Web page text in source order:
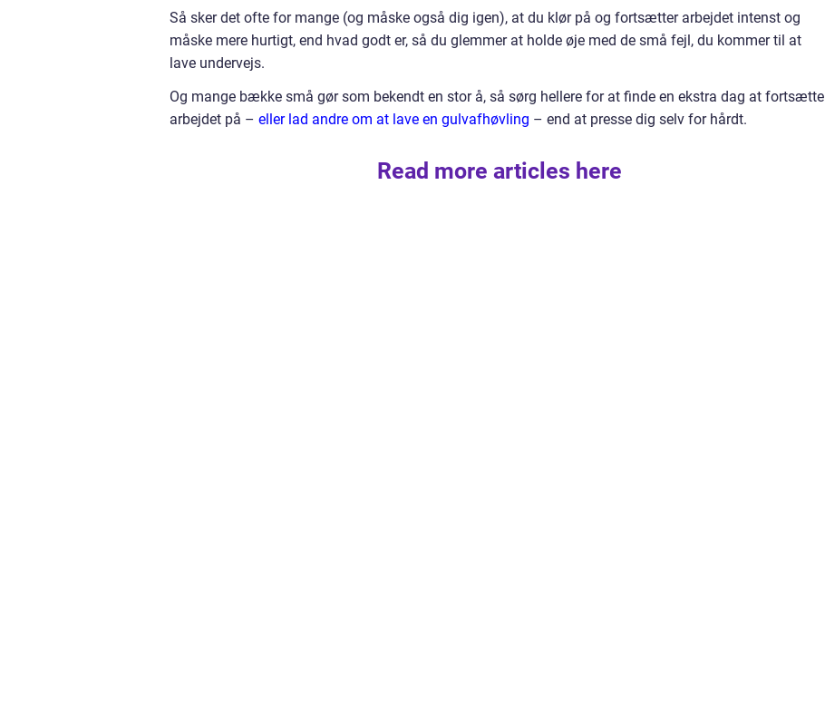
Så sker det ofte for mange (og måske også dig igen), at du klør på og fortsætter arbejdet intenst og
måske mere hurtigt, end hvad godt er, så du glemmer at holde øje med de små fejl, du kommer til at
lave undervejs.
Og mange bække små gør som bekendt en stor å, så sørg hellere for at finde en ekstra dag at fortsætte
arbejdet på – eller lad andre om at lave en gulvafhøvling – end at presse dig selv for hårdt.
Read more articles here